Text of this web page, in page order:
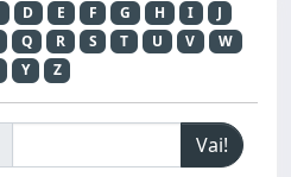
D E F G H I
J
Q R S T U V
W
Y Z